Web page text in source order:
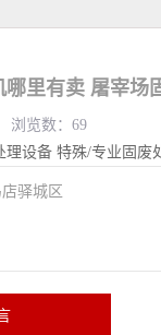
里有卖 屠宰场
浏览数：69
理设备 特殊/专业固废
驿城区